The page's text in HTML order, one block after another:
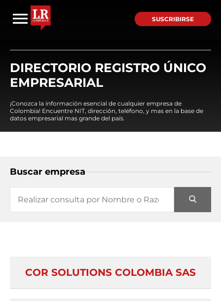
SUSCRIBIRSE
DIRECTORIO REGISTRO ÚNICO
EMPRESARIAL
¡Conozca la información esencial de cualquier empresa de
Colombia! Encuentre NIT, dirección, teléfono, y mas en la base de
datos empresarial mas grande del país.
Buscar empresa
COR SOLUTIONS COLOMBIA SAS